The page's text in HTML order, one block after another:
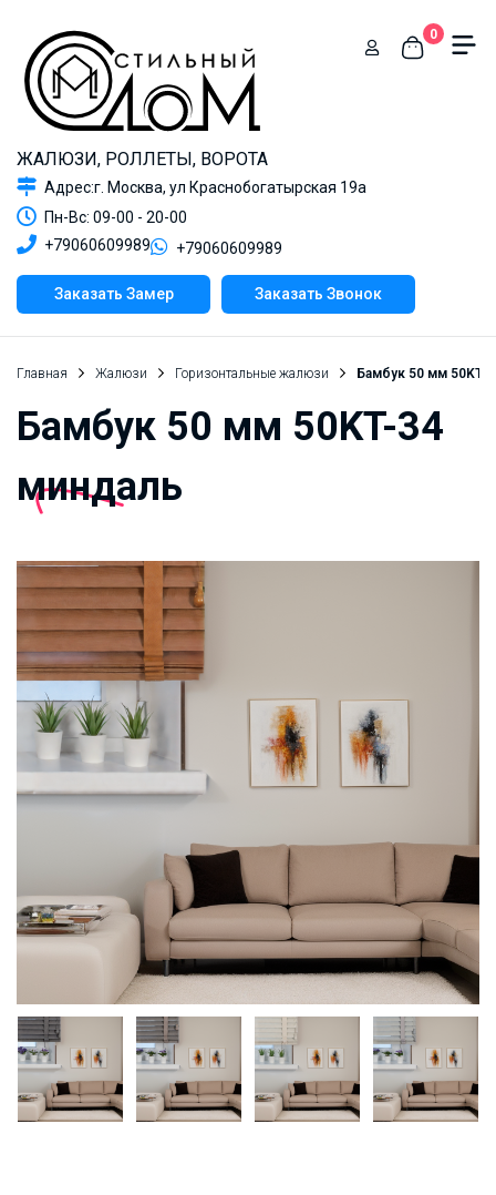
ЖАЛЮЗИ, РОЛЛЕТЫ, ВОРОТА
Адрес:г. Москва, ул Краснобогатырская 19а
Пн-Вс: 09-00 - 20-00
+79060609989
+79060609989
Заказать Замер Заказать Звонок
0
Главная Жалюзи Горизонтальные жалюзи Бамбук 50 мм 50KT-
Бамбук 50 мм 50KT-34
миндаль